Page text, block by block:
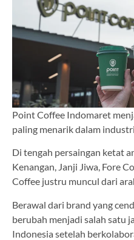
Point Coffee Indomaret
paling menarik dalam
Di tengah persaingan ketat
Kenangan, Janji Jiwa, Fore
Coffee justru muncul dari
Berawal dari brand yang
berubah menjadi salah satu
Indonesia setelah